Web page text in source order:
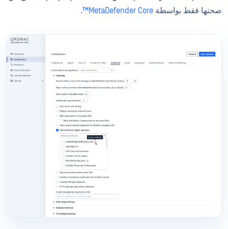
صحتها فقط بواسطة MetaDefender Core™
.